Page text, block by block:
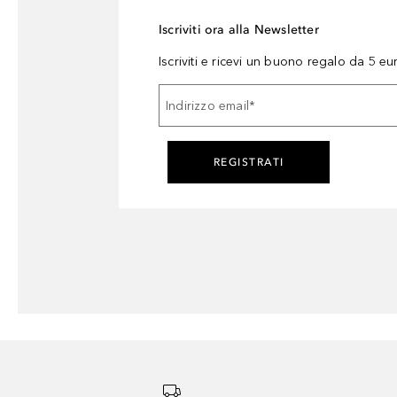
Iscriviti ora alla Newsletter
Iscriviti e ricevi un buono regalo da 5
Indirizzo email *
REGISTRATI